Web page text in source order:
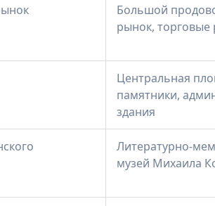
Большой
рынок, торговые
Центральная
памятники,
здания
Литературно-
музей Михаила